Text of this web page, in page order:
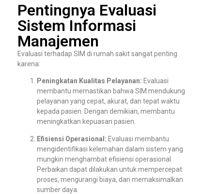
Pentingnya Evaluasi
Sistem Informasi
Manajemen
Evaluasi terhadap SIM di rumah sakit sangat penting
karena:
Peningkatan Kualitas Pelayanan: Evaluasi
membantu memastikan bahwa SIM mendukung
pelayanan yang cepat, akurat, dan tepat waktu
kepada pasien. Dengan demikian, membantu
meningkatkan kepuasan pasien.
Efisiensi Operasional: Evaluasi membantu
mengidentifikasi kelemahan dalam sistem yang
mungkin menghambat efisiensi operasional.
Perbaikan dapat dilakukan untuk mempercepat
proses, mengurangi biaya, dan memaksimalkan
sumber daya.